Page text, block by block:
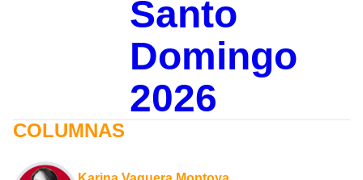
Santo
Domingo
2026
COLUMNAS